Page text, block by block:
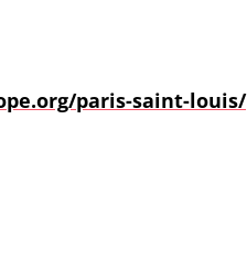
paris-saint-louis/